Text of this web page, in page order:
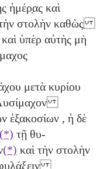
ἡμέρ̣ας καὶ
στολὴν καθὼς
ὑπὲρ αὐτὴς μὴ
μετὰ κυρίου
Λυσίμαχον
ἑξακοσίων , ἡ δὲ
(*) τῇ θυ-
(*) καὶ τὴν στολὴν
φυλάξειν